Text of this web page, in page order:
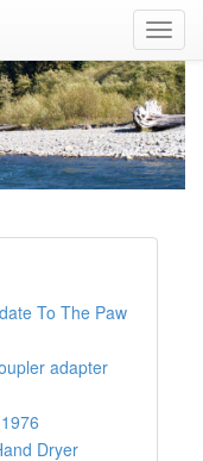
To The Paw
adapter
Dryer